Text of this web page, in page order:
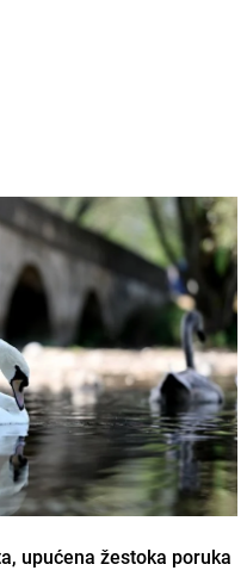
upućena žestoka poruka